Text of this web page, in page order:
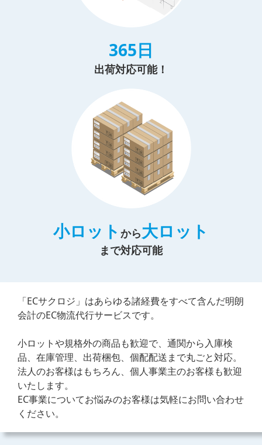
365日
出荷対応可能！
小ロット から大ロット
まで対応可能
「ECサクロジ」はあらゆる諸経費をすべて含んだ明朗
会計のEC物流代行サービスです。
小ロットや規格外の商品も歓迎で、通関から入庫検
品、在庫管理、出荷梱包、個配配送まで丸ごと対応。
法人のお客様はもちろん、個人事業主のお客様も歓迎
いたします。
EC事業についてお悩みのお客様は気軽にお問い合わせ
ください。